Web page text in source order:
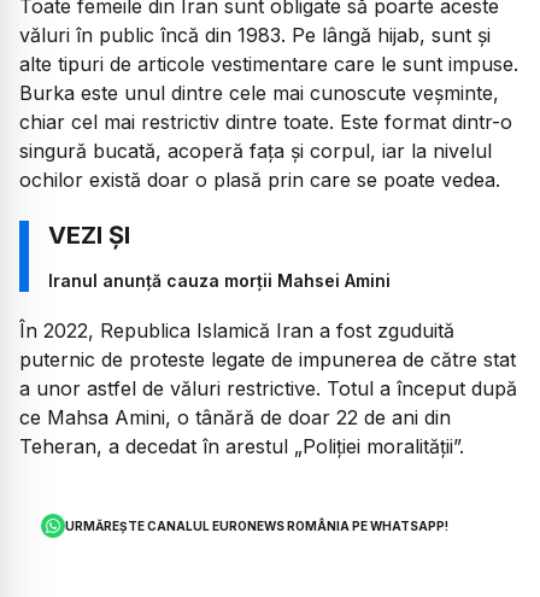
Toate femeile din Iran sunt obligate să poarte aceste
văluri în public încă din 1983. Pe lângă hijab, sunt și
alte tipuri de articole vestimentare care le sunt impuse.
Burka este unul dintre cele mai cunoscute veșminte,
chiar cel mai restrictiv dintre toate. Este format dintr-o
singură bucată, acoperă fața și corpul, iar la nivelul
ochilor există doar o plasă prin care se poate vedea.
Iranul anunță cauza morții Mahsei Amini
În 2022, Republica Islamică Iran a fost zguduită
puternic de proteste legate de impunerea de către stat
a unor astfel de văluri restrictive. Totul a început după
ce Mahsa Amini, o tânără de doar 22 de ani din
Teheran, a decedat în arestul „Poliției moralității”.
URMĂREȘTE CANALUL EURONEWS ROMÂNIA PE WHATSAPP!